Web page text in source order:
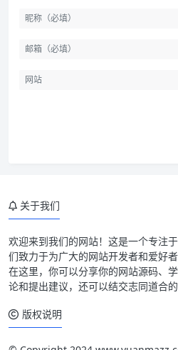
文件下载
关于我们
欢迎来到我们的网站！这是一个专注
们致力于为广大的网站开发者和爱好
在这里，你可以分享你的网站源码、
论和提出建议，还可以结交志同道合的
版权说明